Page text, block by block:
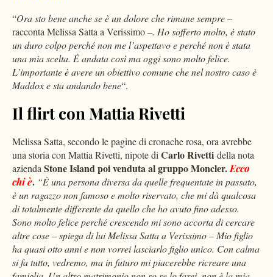
“Ora sto bene anche se è un dolore che rimane sempre–
racconta Melissa Satta a Verissimo –. Ho sofferto molto, è stato
un duro colpo perché non me l’aspettavo e perché non è stata
una mia scelta. È andata così ma oggi sono molto felice.
L’importante è avere un obiettivo comune che nel nostro caso è
Maddox e sta andando bene“.
Il flirt con Mattia Rivetti
Melissa Satta, secondo le pagine di cronache rosa, ora avrebbe
una storia con Mattia Rivetti, nipote diCarlo Rivetti della nota
aziendaStone Island poi venduta al gruppo Moncler.Ecco
chi è. “È una persona diversa da quelle frequentate in passato,
è un ragazzo non famoso e molto riservato, che mi dà qualcosa
di totalmente differente da quello che ho avuto fino adesso.
Sono molto felice perché crescendo mi sono accorta di cercare
altre cose – spiega di lui Melissa Satta a Verissimo – Mio figlio
ha quasi otto anni e non vorrei lasciarlo figlio unico. Con calma
si fa tutto, vedremo, ma in futuro mi piacerebbe ricreare una